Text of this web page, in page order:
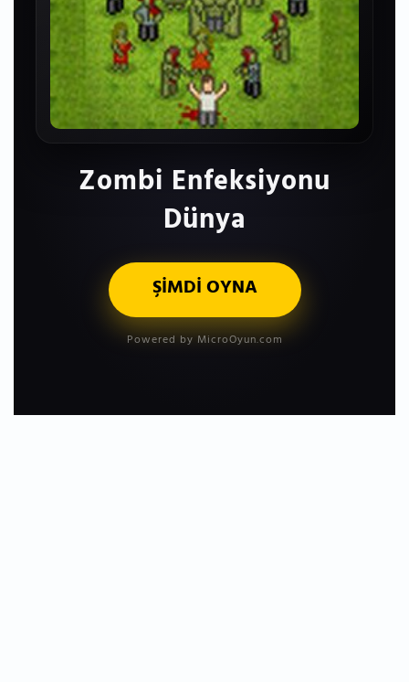
Zombi Enfeksiyonu
Dünya
ŞİMDİ OYNA
Powered by MicroOyun.com